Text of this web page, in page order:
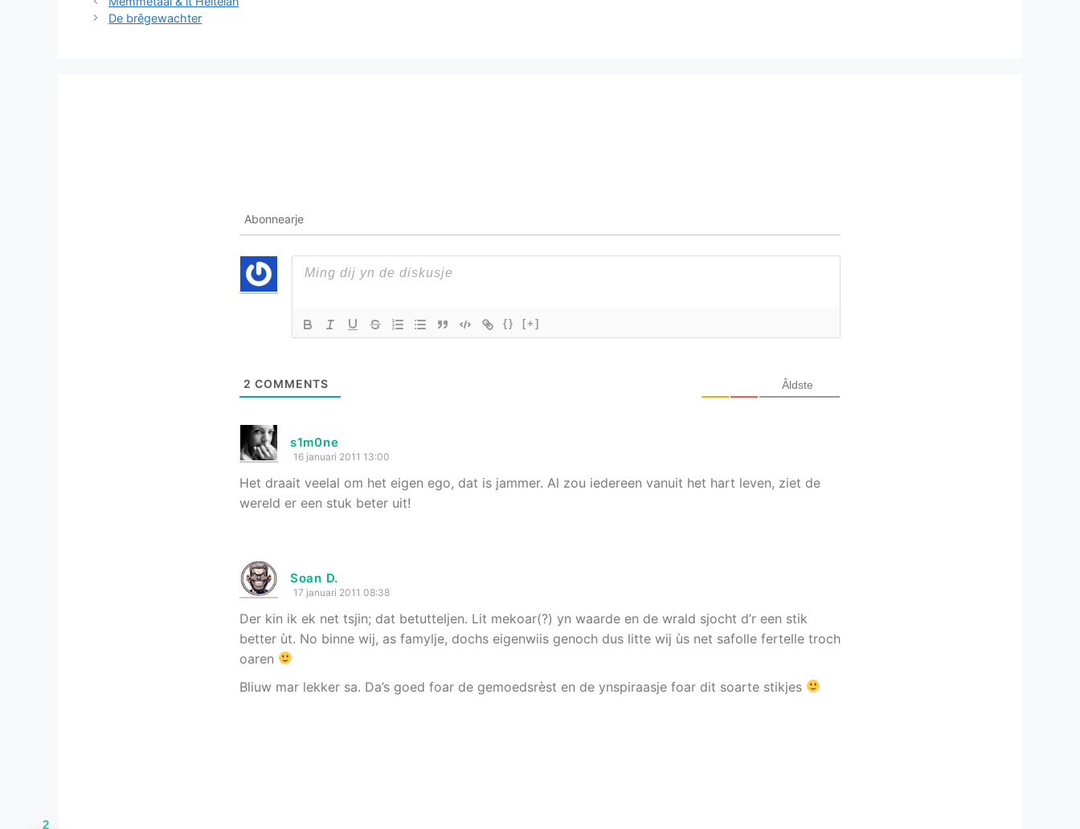
De brêgewachter
Abonnearje
{} [+]
2 COMMENTS Âldste
s1m0ne
16 januari 2011 13:00
Het draait veelal om het eigen ego, dat is jammer. Al zou iedereen vanuit het hart leven, ziet de
wereld er een stuk beter uit!
Soan D.
17 januari 2011 08:38
Der kin ik ek net tsjin; dat betutteljen. Lit mekoar(?) yn waarde en de wrald sjocht d’r een stik
better ùt. No binne wij, as famylje, dochs eigenwiis genoch dus litte wij ùs net safolle fertelle troch
oaren
Bliuw mar lekker sa. Da’s goed foar de gemoedsrèst en de ynspiraasje foar dit soarte stikjes
2